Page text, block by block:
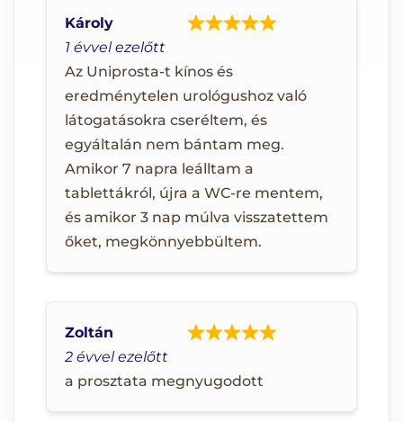
1 évvel ezelőtt
Az Uniprosta-t kínos és
eredménytelen urológushoz való
látogatásokra cseréltem, és
egyáltalán nem bántam meg.
Amikor 7 napra leálltam a
tablettákról, újra a WC-re mentem,
és amikor 3 nap múlva visszatettem
őket, megkönnyebbültem.
Károly
2 évvel ezelőtt
a prosztata megnyugodott
Zoltán